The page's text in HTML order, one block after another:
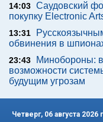
14:03 Саудовский
покупку Electronic
13:31
обвинения в
23:43
Минобороны:
возможности
будущим угрозам
Четверг, 06 августа 2026